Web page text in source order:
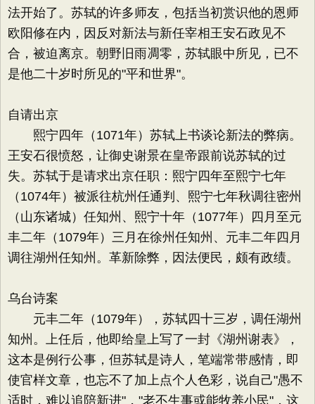
法开始了。苏轼的许多师友，包括当初赏识他的恩师
欧阳修在内，因反对新法与新任宰相王安石政见不
合，被迫离京。朝野旧雨凋零，苏轼眼中所见，已不
是他二十岁时所见的"平和世界"。
自请出京
熙宁四年（1071年）苏轼上书谈论新法的弊病。
王安石很愤怒，让御史谢景在皇帝跟前说苏轼的过
失。苏轼于是请求出京任职：熙宁四年至熙宁七年
（1074年）被派往杭州任通判、熙宁七年秋调往密州
（山东诸城）任知州、熙宁十年（1077年）四月至元
丰二年（1079年）三月在徐州任知州、元丰二年四月
调往湖州任知州。革新除弊，因法便民，颇有政绩。
乌台诗案
元丰二年（1079年），苏轼四十三岁，调任湖州
知州。上任后，他即给皇上写了一封《湖州谢表》，
这本是例行公事，但苏轼是诗人，笔端常带感情，即
使官样文章，也忘不了加上点个人色彩，说自己"愚不
适时，难以追陪新进"，"老不生事或能牧养小民"，这